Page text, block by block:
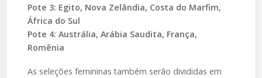
Pote 3: Egito, Nova Zelândia, Costa do Marfim,
África do Sul
Pote 4: Austrália, Arábia Saudita, França,
Romênia
As seleções femininas também serão divididas em